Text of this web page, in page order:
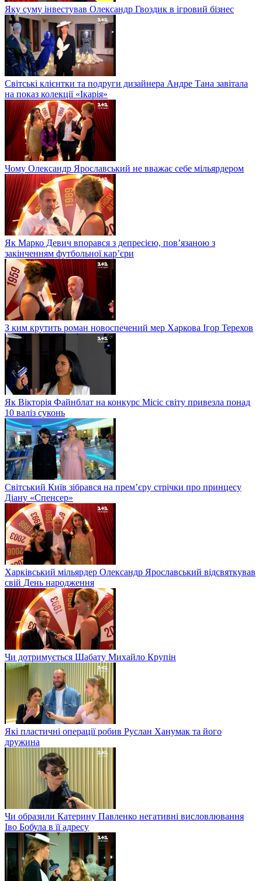
Яку суму інвестував Олександр Гвоздик в ігровий бізнес
Світські клієнтки та подруги дизайнера Андре Тана завітала
на показ колекції «Ікарія»
Чому Олександр Ярославський не вважає себе мільярдером
Як Марко Девич впорався з депресією, пов’язаною з
закінченням футбольної кар’єри
З ким крутить роман новоспечений мер Харкова Ігор Терехов
Як Вікторія Файнблат на конкурс Місіс світу привезла понад
10 валіз суконь
Світський Київ зібрався на прем’єру стрічки про принцесу
Діану «Спенсер»
Харківський мільярдер Олександр Ярославський відсвяткував
свій День народження
Чи дотримується Шабату Михайло Крупін
Які пластичні операції робив Руслан Ханумак та його
дружина
Чи образили Катерину Павленко негативні висловлювання
Іво Бобула в її адресу